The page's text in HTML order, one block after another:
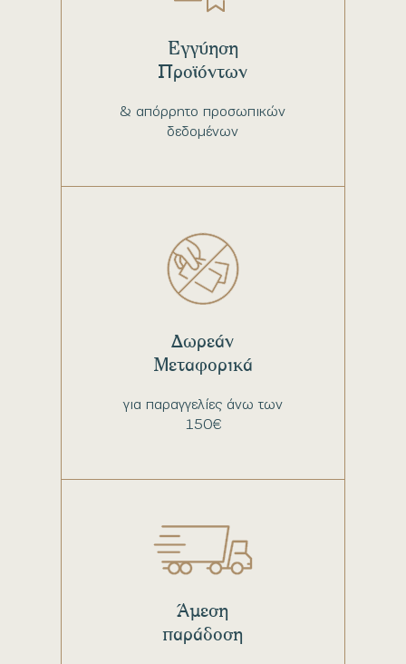
& απόρρητο προσωπικών
δεδομένων
Εγγύηση
Προϊόντων
για παραγγελίες άνω των
150€
Δωρεάν
Μεταφορικά
Άμεση
παράδοση